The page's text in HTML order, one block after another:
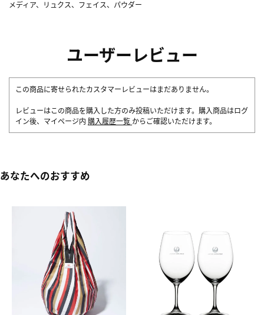
メディア、リュクス、フェイス、パウダー
ユーザーレビュー
この商品に寄せられたカスタマーレビューはまだありません。
レビューはこの商品を購入した方のみ投稿いただけます。購入商品はログ
イン後、マイページ内 購入履歴一覧 からご確認いただけます。
あなたへのおすすめ